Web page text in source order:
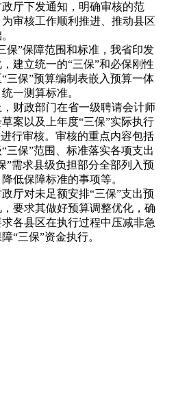
厅下发通知，明确审核的范
审核工作顺利推进、推动县区
”保障范围和标准，我省印发
建立统一的“三保”和必保刚性
三保”预算编制表嵌入预算一体
一测算标准。
政部门在省一级聘请会计师
案以及上年度“三保”实际执行
行审核。审核的重点内容包括
三保”范围、标准落实各项支出
”需求县级负担部分全部列入预
低保障标准的事项等。
对未足额安排“三保”支出预
要求其做好预算调整优化，确
各县区在执行过程中压减非急
“三保”资金执行。